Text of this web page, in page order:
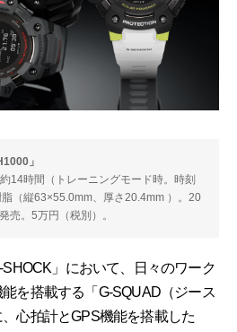
」
14時間（トレーニングモード時。時刻
（縦63×55.0mm、厚さ20.4mm ）。20
売。5万円（税別）。
」において、日々のワーク
を搭載する「G-SQUAD（ジース
心拍計とGPS機能を搭載した